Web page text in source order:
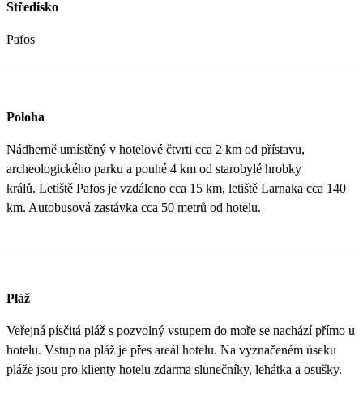
Středisko
Pafos
Poloha
Nádherně umístěný v hotelové čtvrti cca 2 km od přístavu,
archeologického parku a pouhé 4 km od starobylé hrobky
králů. Letiště Pafos je vzdáleno cca 15 km, letiště Larnaka cca 140
km. Autobusová zastávka cca 50 metrů od hotelu.
Pláž
Veřejná písčitá pláž s pozvolný vstupem do moře se nachází přímo u
hotelu. Vstup na pláž je přes areál hotelu. Na vyznačeném úseku
pláže jsou pro klienty hotelu zdarma slunečníky, lehátka a osušky.